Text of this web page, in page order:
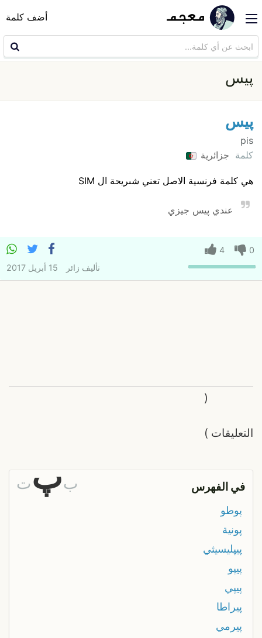
أضف كلمة
پيس
پيس
pis
كلمة جزائرية
هي كلمة فرنسية الاصل تعني شىريحة ال SIM
عندي پيس جيزي
0
4
تأليف زائر 15 أبريل 2017
التعليقات
(
)
في الفهرس بپت
پوطو
پونية
پيپليسيثي
پيپو
پيپي
پيراطا
پيرمي